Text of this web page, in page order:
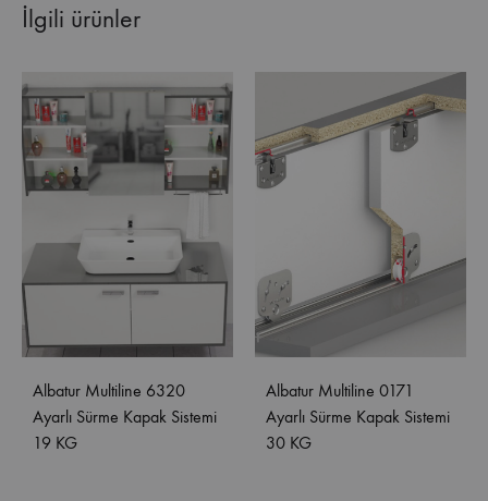
İlgili ürünler
Albatur Multiline 6320
Ayarlı Sürme Kapak Sistemi
19 KG
Albatur Multiline 0171
Ayarlı Sürme Kapak Sistemi
30 KG